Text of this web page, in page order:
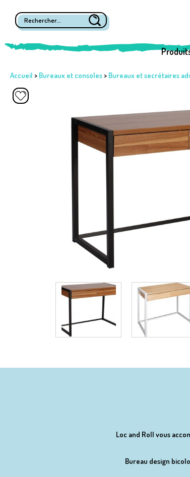
Accueil > Bureaux et consoles> Bureaux et secrétaires
Loc and Roll vous
Bureau design